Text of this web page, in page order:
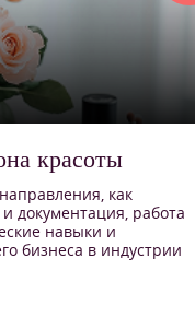
красоты
как
документация, работа
навыки и
бизнеса в индустрии